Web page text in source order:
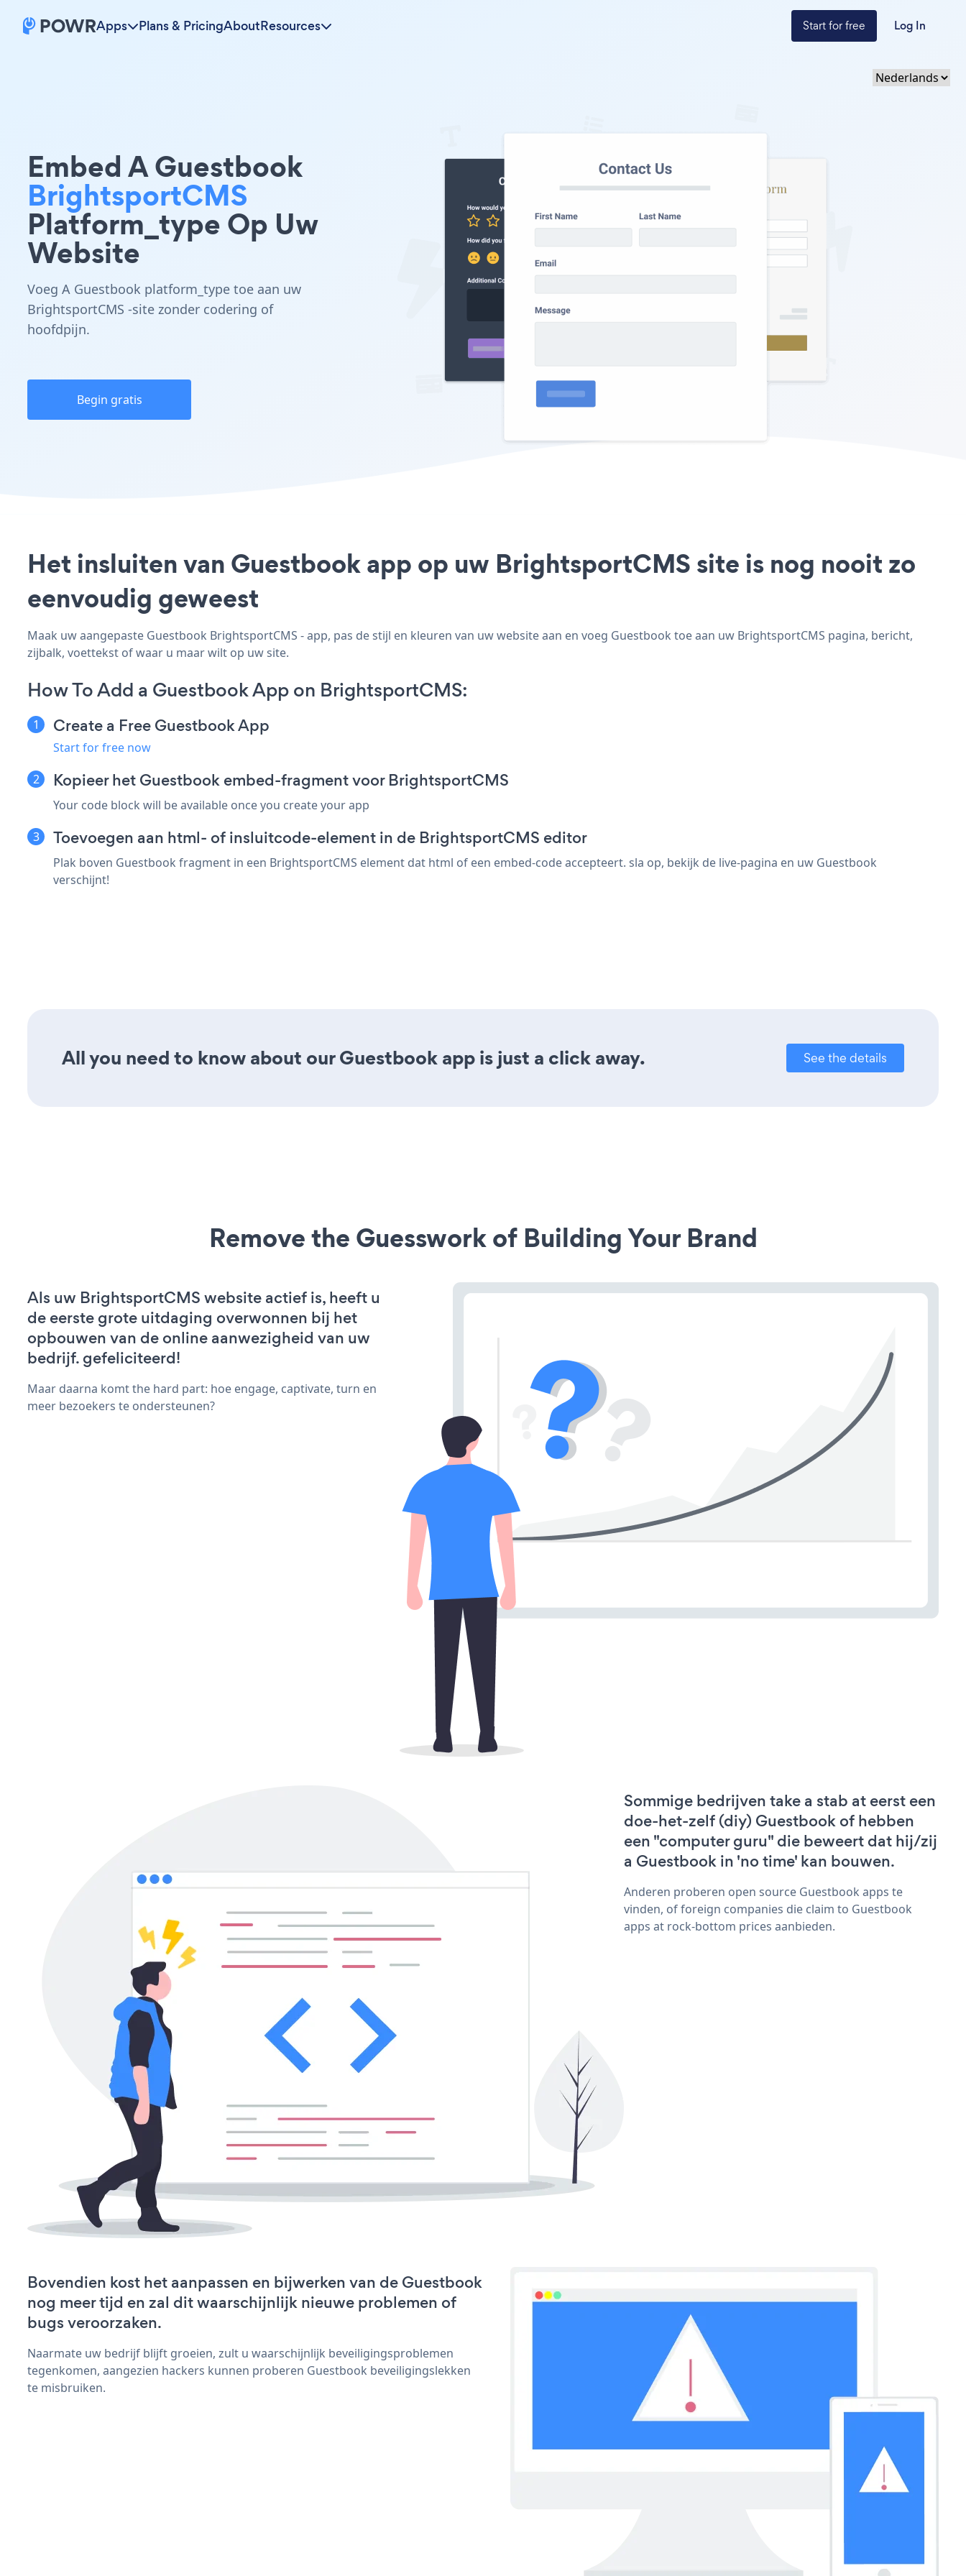
Apps Plans & PricingAboutResources Start for free Log In
Embed A Guestbook
BrightsportCMS
Platform_type Op Uw
Website
Voeg A Guestbook platform_type toe aan uw
BrightsportCMS -site zonder codering of
hoofdpijn.
Begin gratis
Het insluiten van Guestbook app op uw BrightsportCMS site is nog nooit zo
eenvoudig geweest
Maak uw aangepaste Guestbook BrightsportCMS - app, pas de stijl en kleuren van uw website aan en voeg Guestbook toe aan uw BrightsportCMS pagina, bericht,
zijbalk, voettekst of waar u maar wilt op uw site.
How To Add a Guestbook App on BrightsportCMS:
Create a Free Guestbook App
Start for free now
Kopieer het Guestbook embed-fragment voor BrightsportCMS
Your code block will be available once you create your app
Toevoegen aan html- of insluitcode-element in de BrightsportCMS editor
Plak boven Guestbook fragment in een BrightsportCMS element dat html of een embed-code accepteert. sla op, bekijk de live-pagina en uw Guestbook
verschijnt!
All you need to know about our Guestbook app is just a click away. See the details
Remove the Guesswork of Building Your Brand
Als uw BrightsportCMS website actief is, heeft u
de eerste grote uitdaging overwonnen bij het
opbouwen van de online aanwezigheid van uw
bedrijf. gefeliciteerd!
Maar daarna komt the hard part: hoe engage, captivate, turn en
meer bezoekers te ondersteunen?
Sommige bedrijven take a stab at eerst een
doe-het-zelf (diy) Guestbook of hebben
een "computer guru" die beweert dat hij/zij
a Guestbook in 'no time' kan bouwen.
Anderen proberen open source Guestbook apps te
vinden, of foreign companies die claim to Guestbook
apps at rock-bottom prices aanbieden.
Bovendien kost het aanpassen en bijwerken van de Guestbook
nog meer tijd en zal dit waarschijnlijk nieuwe problemen of
bugs veroorzaken.
Naarmate uw bedrijf blijft groeien, zult u waarschijnlijk beveiligingsproblemen
tegenkomen, aangezien hackers kunnen proberen Guestbook beveiligingslekken
te misbruiken.